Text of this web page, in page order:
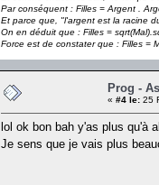
Par conséquent : Filles = Argent .
Et parce que, "l'argent est la racine
On en déduit que : Filles =
Force est de constater que : Filles =
Prog -
« #4 le: 25
lol ok bon bah y'as plus qu'à
Je sens que je vais plus